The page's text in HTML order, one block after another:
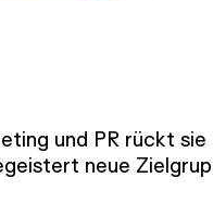
und PR rückt
neue